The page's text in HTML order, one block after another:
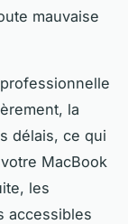
mauvaise
la
délais, ce qui
MacBook
les
accessibles